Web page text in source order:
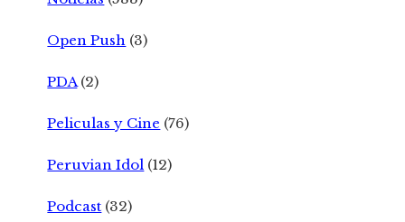
Open Push (3)
PDA(2)
Peliculas y Cine (76)
Peruvian Idol (12)
Podcast (32)